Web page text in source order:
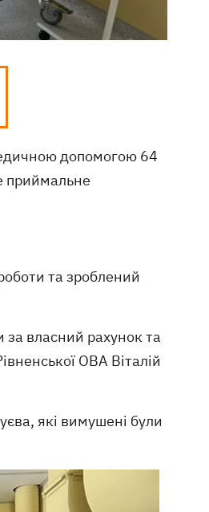
допомогою 64
приймальне
та зроблений
за власний рахунок та
ОВА Віталій
які вимушені були